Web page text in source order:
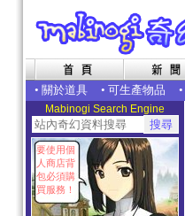
• 關於道具 • 可生產物品 •
Mabinogi Search Engine
要使用個
人商店背
包必須購
買服務！